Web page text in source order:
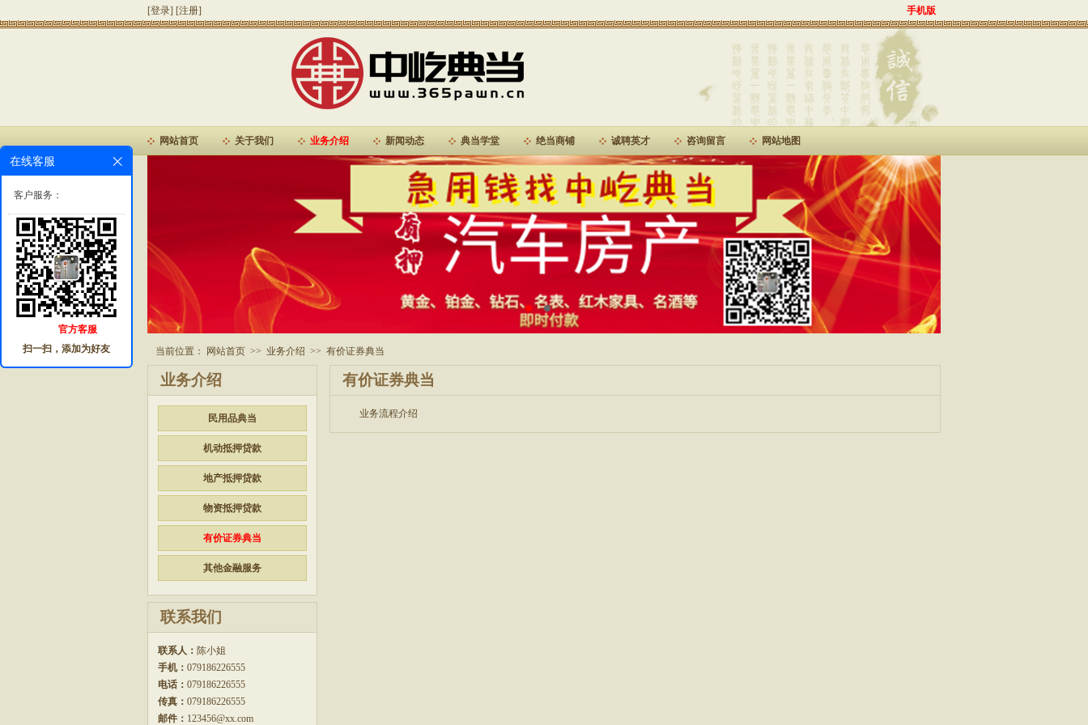
[登录] [注册] 手机版
网站首页 关于我们 业务介绍 新闻动态 典当学堂 绝当商铺 诚聘英才 咨询留言 网站地图
当前位置： 网站首页 >> 业务介绍 >> 有价证券典当
业务介绍
民用品典当
机动抵押贷款
地产抵押贷款
物资抵押贷款
有价证券典当
其他金融服务
联系我们
联系人： 陈小姐
手机： 079186226555
电话： 079186226555
传真： 079186226555
邮件： 123456@xx.com
有价证券典当
业务流程介绍
在线客服
客户服务：
官方客服
扫一扫，添加为好友